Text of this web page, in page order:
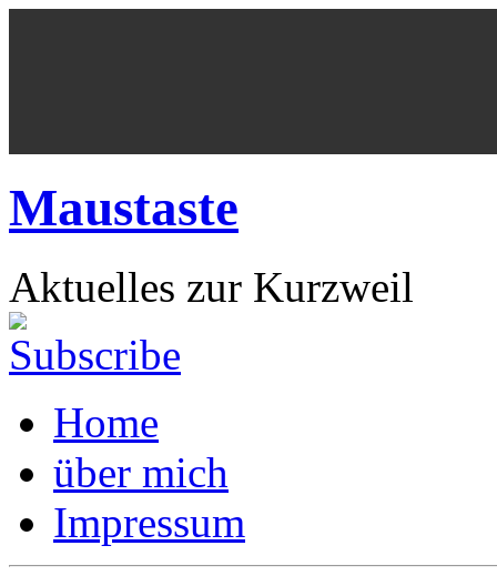
Maustaste
Aktuelles zur Kurzweil
Home
über mich
Impressum